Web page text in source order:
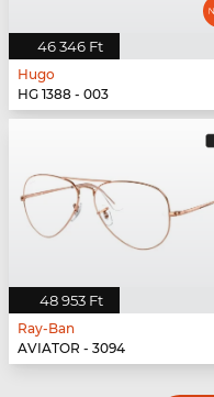
46 346 Ft
Hugo
HG 1388 - 003
48 953 Ft
Ray-Ban
AVIATOR - 3094